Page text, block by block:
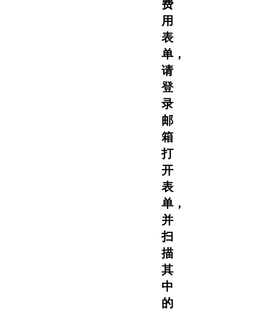
费
用
表
单，
请
登
录
邮
箱
打
开
表
单，
并
扫
描
其
中
的